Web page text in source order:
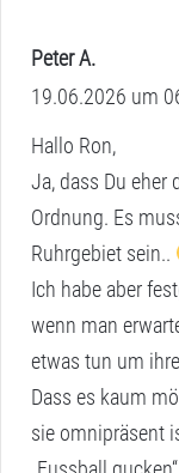
Peter A.
a
t
:
19.06.2026 um
Hallo Ron,
Ja, dass Du eher
Ordnung. Es
Ruhrgebiet sein..
Ich habe aber
wenn man
etwas tun um
Dass es kaum
sie omnipräsent